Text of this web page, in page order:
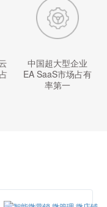
中国超大型企业
EA SaaS市场占有
率第一